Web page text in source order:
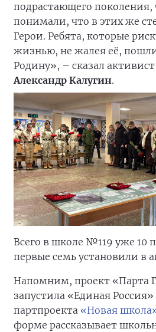
подрастающего поколения,
понимали, что в этих же
Герои. Ребята, которые
жизнью, не жалея её,
Родину», – сказал
Александр Калугин.
Всего в школе №119 уже 10
первые семь установили в
Напомним, проект «Парта
запустила «Единая
партпроекта «Новая
форме рассказывает